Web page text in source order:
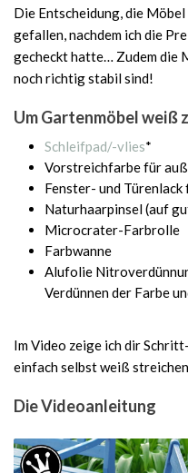
Die Entscheidung, die
gefallen, nachdem ich die
gecheckt hatte… Zudem die
noch richtig stabil sind!
Um Gartenmöbel weiß
Schleifpad/-vlies*
Vorstreichfarbe für
Fenster- und
Naturhaarpinsel (auf
Microcrater-Farbrolle
Farbwanne
Alufolie
Verdünnen der Farbe
Im Video zeige ich dir
einfach selbst weiß
Die Videoanleitung